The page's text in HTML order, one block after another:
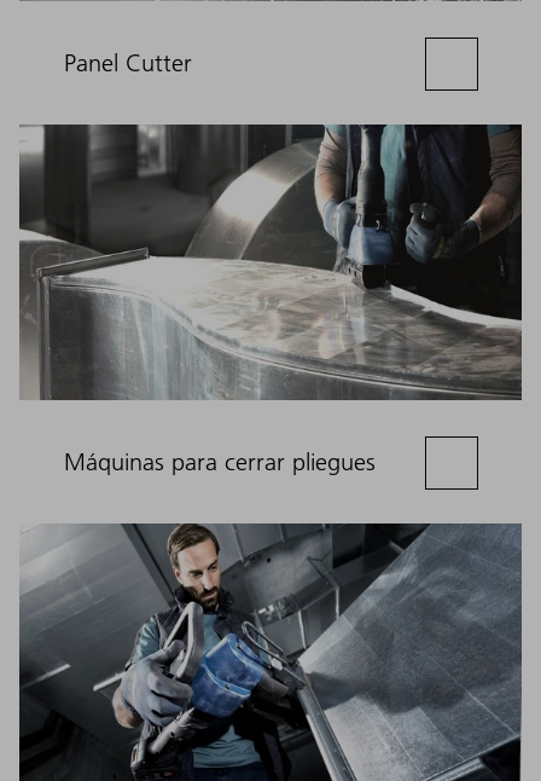
Panel Cutter
Máquinas para cerrar pliegues